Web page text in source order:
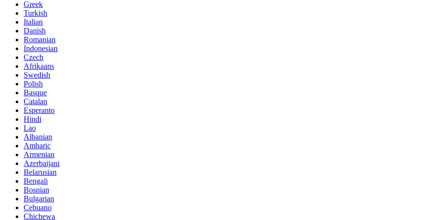
Greek
Turkish
Italian
Danish
Romanian
Indonesian
Czech
Afrikaans
Swedish
Polish
Basque
Catalan
Esperanto
Hindi
Lao
Albanian
Amharic
Armenian
Azerbaijani
Belarusian
Bengali
Bosnian
Bulgarian
Cebuano
Chichewa